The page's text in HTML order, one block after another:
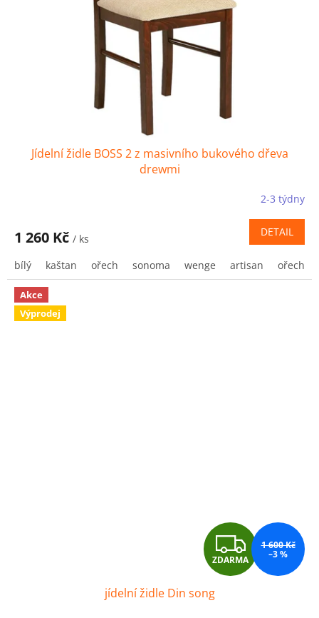
Jídelní židle BOSS 2 z masivního bukového dřeva
drewmi
2-3 týdny
1 260 Kč / ks
DETAIL
bílý kaštan ořech sonoma wenge artisan ořech
Akce
Výprodej
Z
D
ZDARMA
1 600 Kč
–3 %
jídelní židle Din song